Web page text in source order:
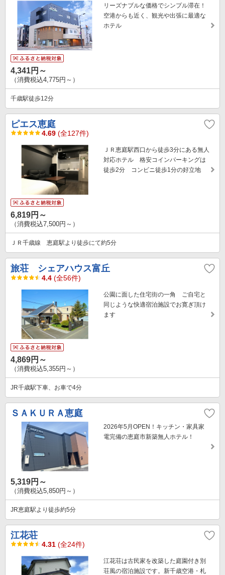
リーズナブルな価格でシンプル滞在！
空港からも近く、観光や出張に最適な
ホテル
4,341円～
（消費税込4,775円～）
千歳駅徒歩12分
ピエス恵庭
4.69 (全127件)
ＪＲ恵庭駅西口から徒歩3分にある無人
対応ホテル 格安コインパーキングは
徒歩2分 コンビニ徒歩1分の好立地
6,819円～
（消費税込7,500円～）
ＪＲ千歳線 恵庭駅より徒歩にて約5分
旅荘 シェアハウス富丘
4.4 (全56件)
公園に面した住宅街の一角 ご自宅と
同じような快適宿泊施設でお寛ぎ頂け
ます
4,869円～
（消費税込5,355円～）
JR千歳駅下車、お車で4分
ＳＡＫＵＲＡ恵庭
2026年5月OPEN！キッチン・家具家
電完備の恵庭市新築無人ホテル！
5,319円～
（消費税込5,850円～）
JR恵庭駅より徒歩約5分
江花荘
4.31 (全24件)
江花荘は古民家を改築した庭園付き別
荘風の宿泊施設です。新千歳空港・札